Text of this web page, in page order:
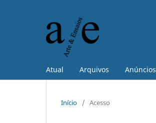
Atual Arquivos Anúncios
Início / Acesso